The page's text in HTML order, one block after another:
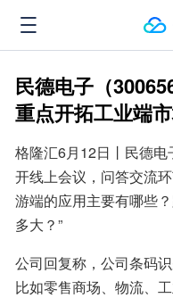
民德电子（
重点开拓工业端
格隆汇6月12日丨民德
开线上会议，问答交流
游端的应用主要有哪些
多大？”
公司回复称，公司条码
比如零售商场、物流、